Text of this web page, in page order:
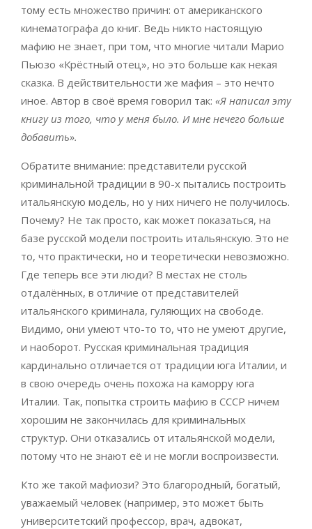
тому есть множество причин: от американского
кинематографа до книг. Ведь никто настоящую
мафию не знает, при том, что многие читали Марио
Пьюзо «Крёстный отец», но это больше как некая
сказка. В действительности же мафия – это нечто
иное. Автор в своё время говорил так: «Я написал эту
книгу из того, что у меня было. И мне нечего больше
добавить».
Обратите внимание: представители русской
криминальной традиции в 90-х пытались построить
итальянскую модель, но у них ничего не получилось.
Почему? Не так просто, как может показаться, на
базе русской модели построить итальянскую. Это не
то, что практически, но и теоретически невозможно.
Где теперь все эти люди? В местах не столь
отдалённых, в отличие от представителей
итальянского криминала, гуляющих на свободе.
Видимо, они умеют что-то то, что не умеют другие,
и наоборот. Русская криминальная традиция
кардинально отличается от традиции юга Италии, и
в свою очередь очень похожа на каморру юга
Италии. Так, попытка строить мафию в СССР ничем
хорошим не закончилась для криминальных
структур. Они отказались от итальянской модели,
потому что не знают её и не могли воспроизвести.
Кто же такой мафиози? Это благородный, богатый,
уважаемый человек (например, это может быть
университетский профессор, врач, адвокат,